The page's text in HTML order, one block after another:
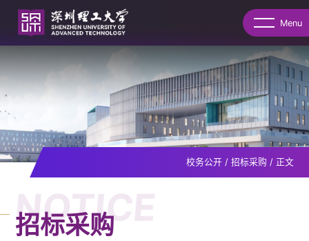
Menu
校务公开/ 招标采购 / 正文
NOTICE
招标采购